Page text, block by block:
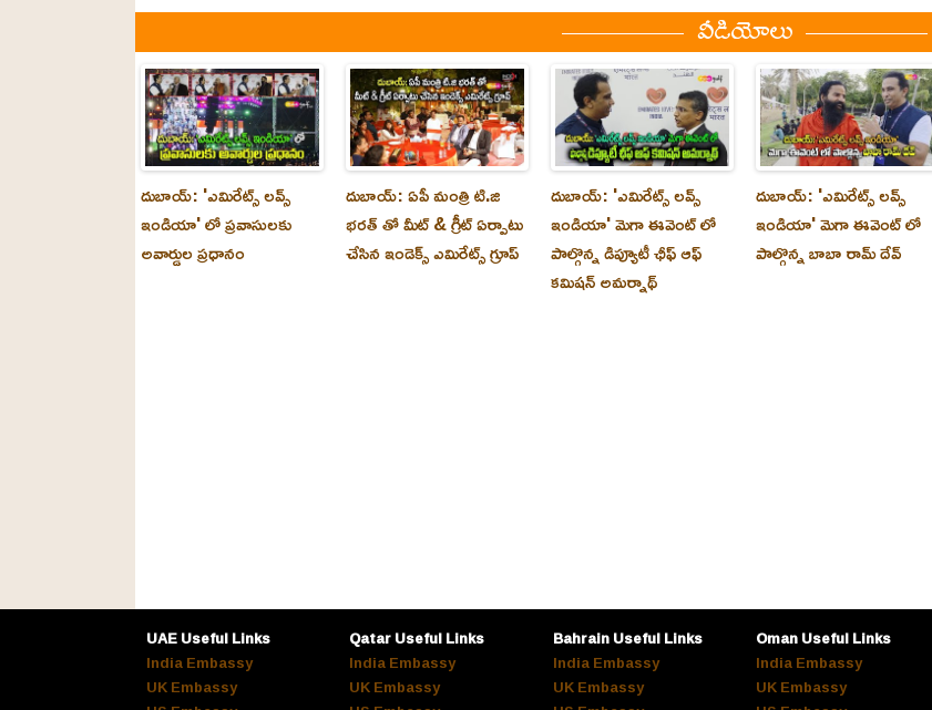
వీడియోలు
దుబాయ్: 'ఎమిరేట్స్ లవ్స్
ఇండియా' లో ప్రవాసులకు
అవార్డుల ప్రధానం
దుబాయ్: ఏపీ మంత్రి టి.జి
భరత్ తో మీట్ & గ్రీట్ ఏర్పాటు
చేసిన ఇండెక్స్ ఎమిరేట్స్ గ్రూప్
దుబాయ్‌: 'ఎమిరేట్స్ లవ్స్
ఇండియా' మెగా ఈవెంట్ లో
పాల్గొన్న డిప్యూటీ ఛీఫ్ ఆఫ్
కమిషన్ అమర్నాథ్
దుబాయ్‌: 'ఎమిరేట్స్ లవ్స్
ఇండియా' మెగా ఈవెంట్ లో
పాల్గొన్న బాబా రామ్ దేవ్
UAE Useful Links
India Embassy
UK Embassy
Qatar Useful Links
India Embassy
UK Embassy
Bahrain Useful Links
India Embassy
UK Embassy
Oman Useful Links
India Embassy
UK Embassy